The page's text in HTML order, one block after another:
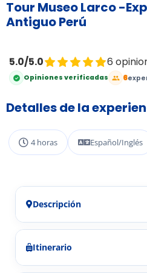
Tour Museo Larco -
Antiguo Perú
5.0/5.0 6
Opiniones verificadas 6
Detalles de la
4 horas Español/Inglés
Descripción
Itinerario